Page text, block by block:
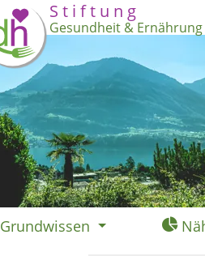
S t i f t u n g
Gesundheit & Ernährung
Grundwissen